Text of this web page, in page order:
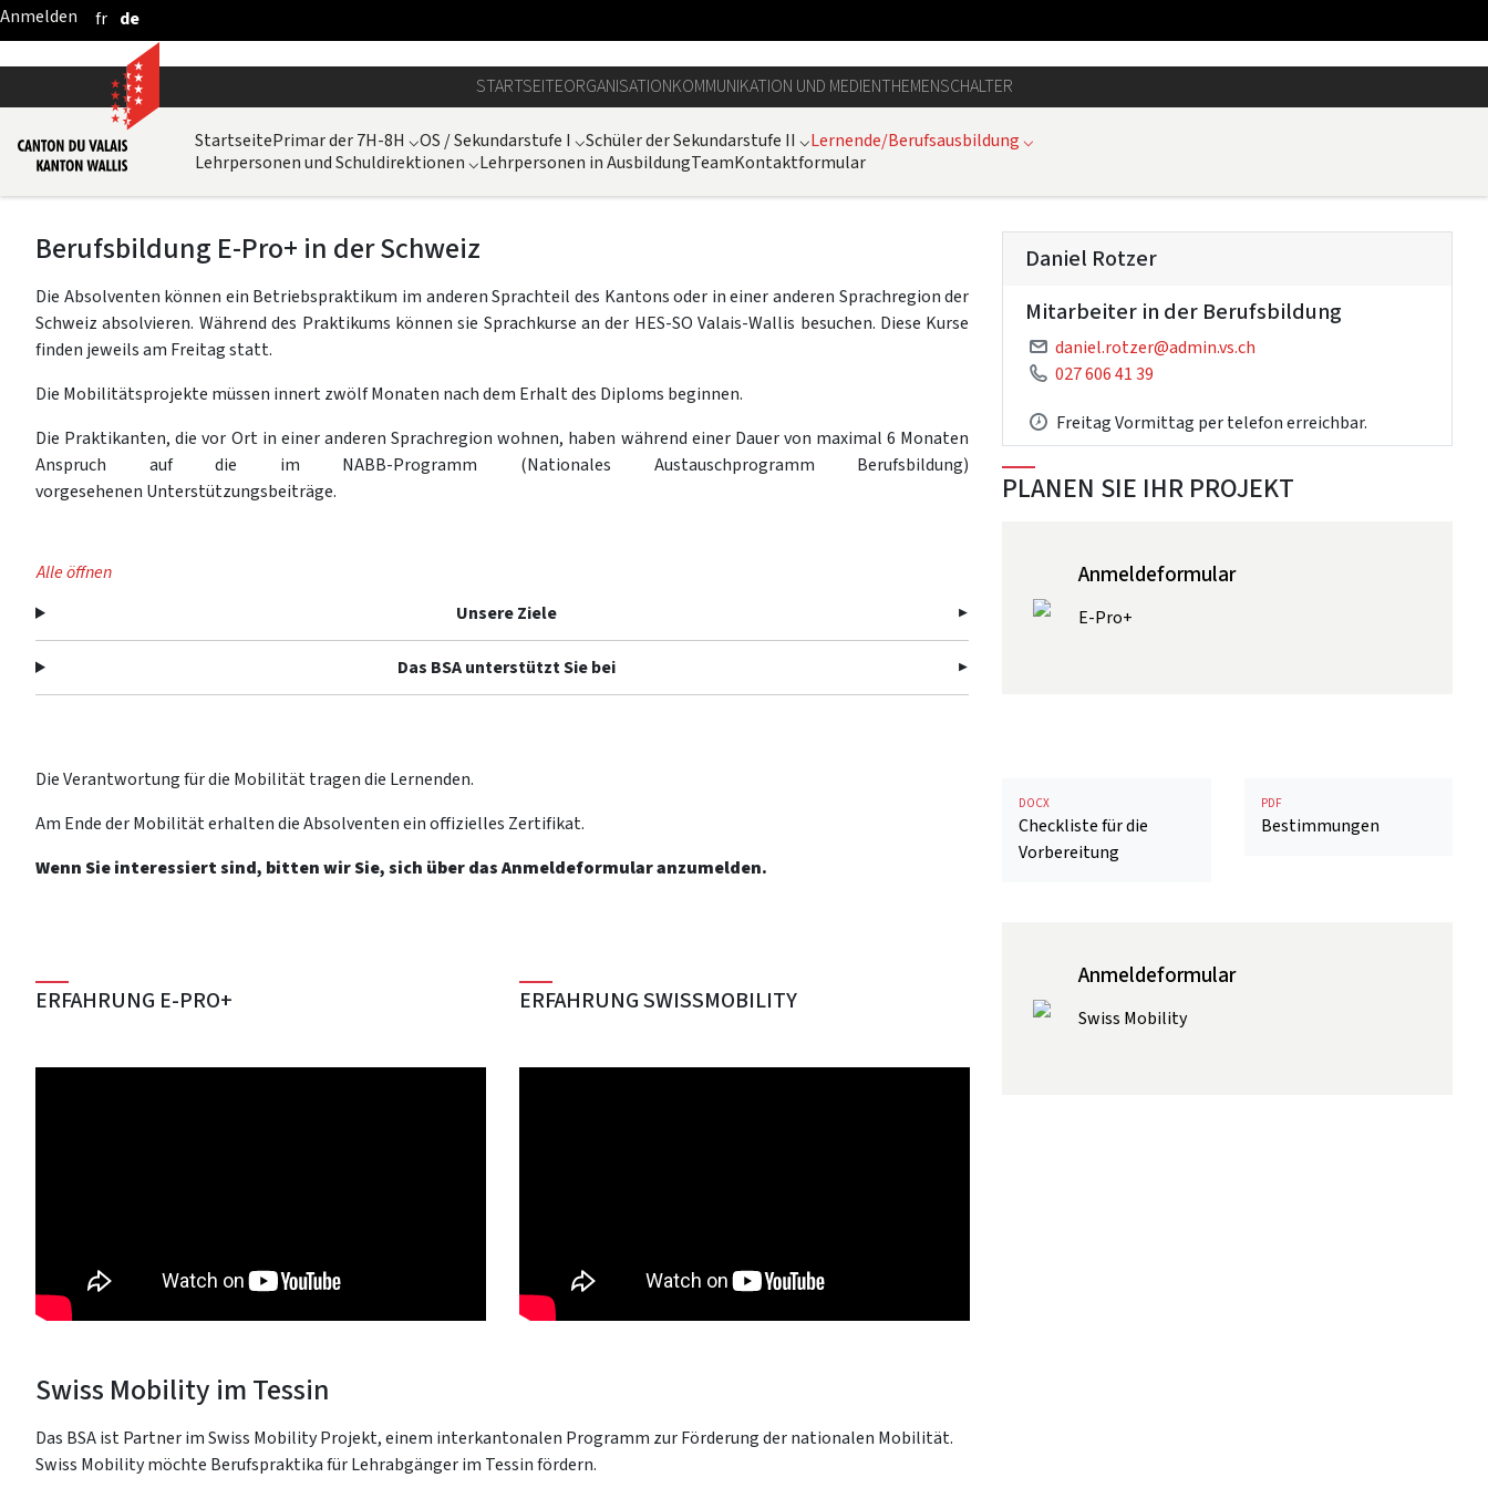
Zum Hauptinhalt springen
fr de
STARTSEITEORGANISATIONKOMMUNIKATION UND MEDIENTHEMENSCHALTER
StartseitePrimar der 7H-8H ⌵OS / Sekundarstufe I ⌵Schüler der Sekundarstufe II ⌵Lernende/Berufsausbildung ⌵
Lehrpersonen und Schuldirektionen ⌵Lehrpersonen in AusbildungTeamKontaktformular
Berufsbildung E-Pro+ in der Schweiz
Die Absolventen können ein Betriebspraktikum im anderen Sprachteil des Kantons oder in einer anderen Sprachregion der
Schweiz absolvieren. Während des Praktikums können sie Sprachkurse an der HES-SO Valais-Wallis besuchen. Diese Kurse
finden jeweils am Freitag statt.
Die Mobilitätsprojekte müssen innert zwölf Monaten nach dem Erhalt des Diploms beginnen.
Die Praktikanten, die vor Ort in einer anderen Sprachregion wohnen, haben während einer Dauer von maximal 6 Monaten
Anspruch auf die im NABB-Programm (Nationales Austauschprogramm Berufsbildung)
vorgesehenen Unterstützungsbeiträge.
Alle öffnen
Unsere Ziele
Das BSA unterstützt Sie bei
Die Verantwortung für die Mobilität tragen die Lernenden.
Am Ende der Mobilität erhalten die Absolventen ein offizielles Zertifikat.
Wenn Sie interessiert sind, bitten wir Sie, sich über das Anmeldeformular anzumelden.
ERFAHRUNG E-PRO+ ERFAHRUNG SWISSMOBILITY
Swiss Mobility im Tessin
Das BSA ist Partner im Swiss Mobility Projekt, einem interkantonalen Programm zur Förderung der nationalen Mobilität.
Swiss Mobility möchte Berufspraktika für Lehrabgänger im Tessin fördern.
Daniel Rotzer
Mitarbeiter in der Berufsbildung
daniel.rotzer@admin.vs.ch
027 606 41 39
Freitag Vormittag per telefon erreichbar.
PLANEN SIE IHR PROJEKT
Anmeldeformular
E-Pro+
DOCX
Checkliste für die
Vorbereitung
PDF
Bestimmungen
Anmeldeformular
Swiss Mobility